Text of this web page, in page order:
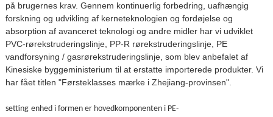
på brugernes krav. Gennem kontinuerlig forbedring, uafhængig
forskning og udvikling af kerneteknologien og fordøjelse og
absorption af avanceret teknologi og andre midler har vi udviklet
PVC-rørekstruderingslinje, PP-R rørekstruderingslinje, PE
vandforsyning / gasrørekstruderingslinje, som blev anbefalet af
Kinesiske byggeministerium til at erstatte importerede produkter. Vi
har fået titlen "Førsteklasses mærke i Zhejiang-provinsen".
setting enhed i formen er hovedkomponenten i PE-